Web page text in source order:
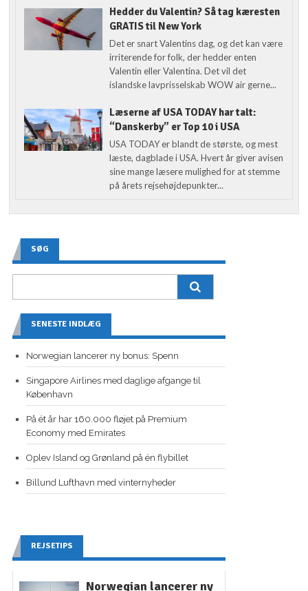
Hedder du Valentin? Så tag kæresten
GRATIS til New York
Det er snart Valentins dag, og det kan være
irriterende for folk, der hedder enten
Valentin eller Valentina. Det vil det
islandske lavprisselskab WOW air gerne...
Læserne af USA TODAY har talt:
“Danskerby” er Top 10 i USA
USA TODAY er blandt de største, og mest
læste, dagblade i USA. Hvert år giver avisen
sine mange læsere mulighed for at stemme
på årets rejsehøjdepunkter...
SØG
SENESTE INDLÆG
Norwegian lancerer ny bonus: Spenn
Singapore Airlines med daglige afgange til
København
På ét år har 160.000 fløjet på Premium
Economy med Emirates
Oplev Island og Grønland på én flybillet
Billund Lufthavn med vinternyheder
REJSETIPS
Norwegian lancerer ny